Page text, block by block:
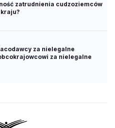
zatrudnienia cudzoziemców
za nielegalne
za nielegalne